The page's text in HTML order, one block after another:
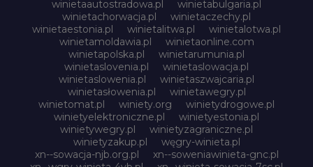
winietaautostradowa.pl
winietabulgaria.pl
winietachorwacja.pl
winietaczechy.pl
winietaestonia.pl
winietalitwa.pl
winietalotwa.pl
winietamoldawia.pl
winietaonline.com
winietapolska.pl
winietarumunia.pl
winietaslovenia.pl
winietaslowacja.pl
winietaslowenia.pl
winietaszwajcaria.pl
winietasłowenia.pl
winietawegry.pl
winietomat.pl
winiety.org
winietydrogowe.pl
winietyelektroniczne.pl
winietyestonia.pl
winietywegry.pl
winietyzagraniczne.pl
winietyzakup.pl
węgry-winieta.pl
xn--sowacja-njb.org.pl
xn--soweniawinieta-gnc.pl